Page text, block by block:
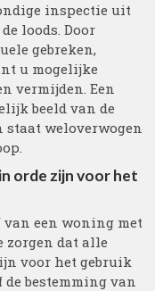
inspectie uit
loods. Door
gebreken,
u mogelijke
vermijden. Een
beeld van de
staat weloverwogen
orde zijn voor het
van een woning met
zorgen dat alle
voor het gebruik
bestemming van